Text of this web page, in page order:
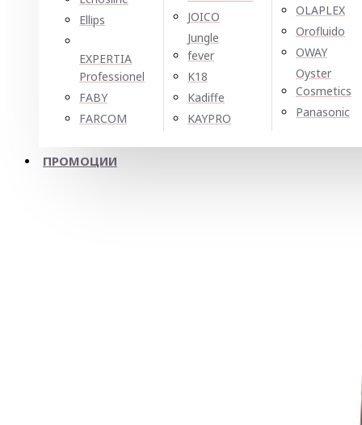
Ellірѕ
EXPERTIA
Professionel
FABY
FARCOM
JOICO
Jungle
fever
K18
Kadiffe
KAYPRO
OLAPLEX
Orofluido
OWAY
Oyster
Cosmetics
Panasonic
ПРОМОЦИИ